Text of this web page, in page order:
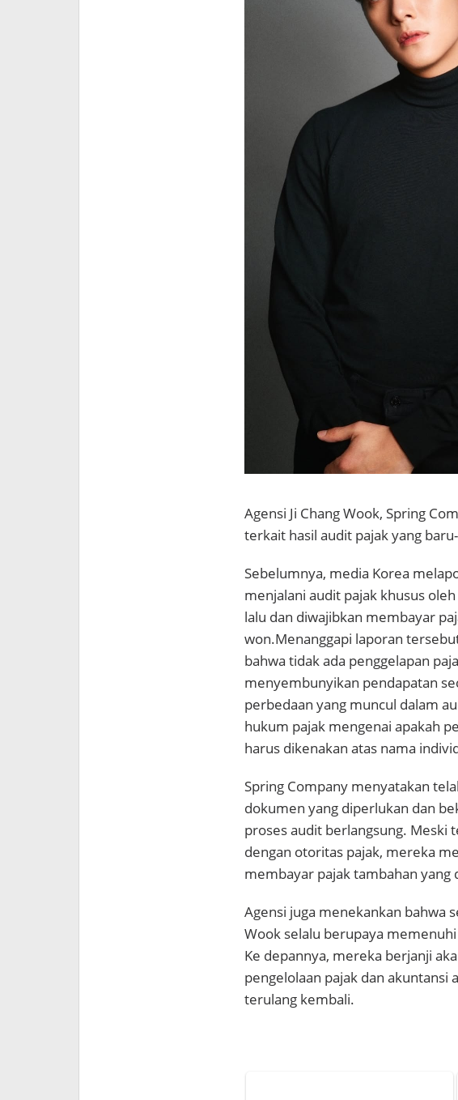
Agensi Ji Chang Wook, Spring
terkait hasil audit pajak yang
Sebelumnya, media Korea
menjalani audit pajak khusus
lalu dan diwajibkan membayar
won.Menanggapi laporan
bahwa tidak ada penggelapan
menyembunyikan pendapatan
perbedaan yang muncul dalam
hukum pajak mengenai apakah
harus dikenakan atas nama
Spring Company menyatakan
dokumen yang diperlukan dan
proses audit berlangsung. Meski
dengan otoritas pajak, mereka
membayar pajak tambahan
Agensi juga menekankan bahwa
Wook selalu berupaya
Ke depannya, mereka berjanji
pengelolaan pajak dan akuntansi
terulang kembali.